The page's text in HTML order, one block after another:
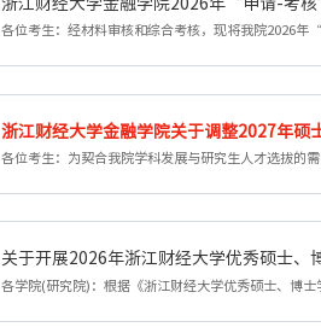
浙江财经大学金融学院关于调整2027年硕
关于开展2026年浙江财经大学优秀硕士、